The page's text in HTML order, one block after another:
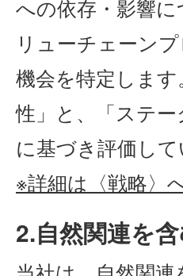
への依存・影響
リューチェーン
機会を特定しま
性」と、「ステ
に基づき評価して
※詳細は〈戦略〉
2.自然関連を